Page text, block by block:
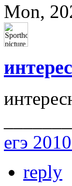
Mon,
егэ
reply